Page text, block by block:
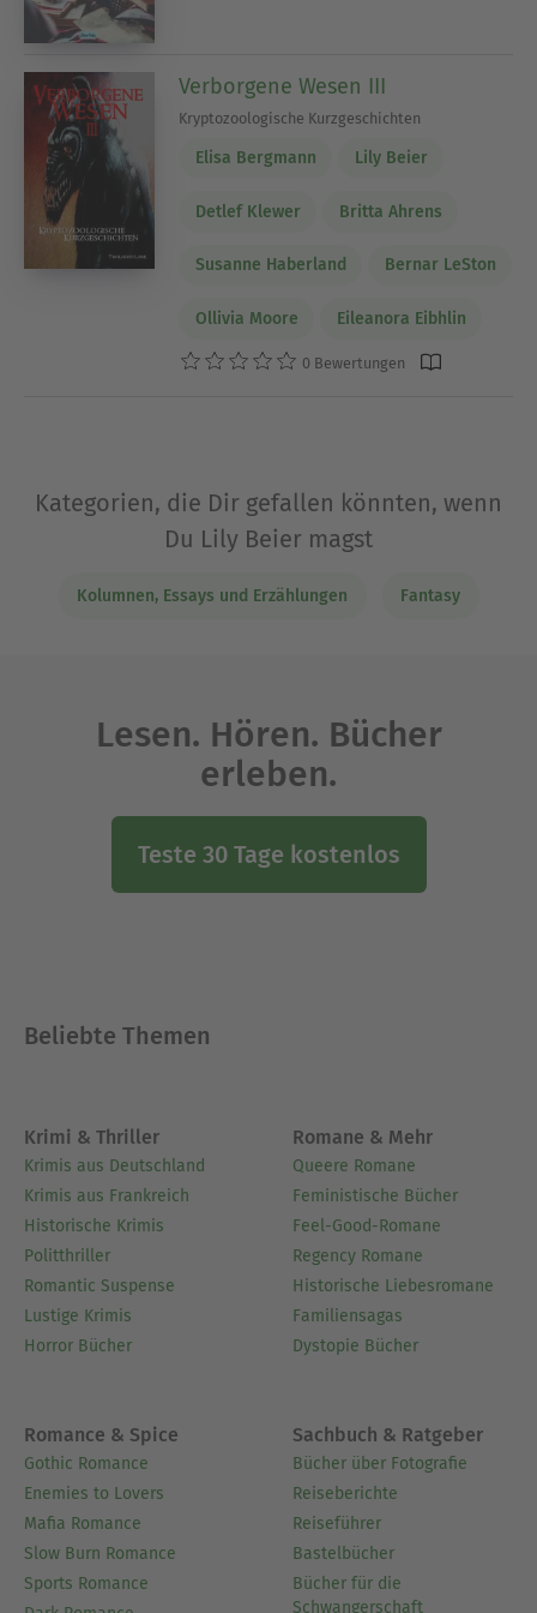
Verborgene Wesen III
Kryptozoologische Kurzgeschichten
Elisa Bergmann Lily Beier
Detlef Klewer Britta Ahrens
Susanne Haberland Bernar LeSton
Ollivia Moore Eileanora Eibhlin
0 Bewertungen
Kategorien, die Dir gefallen könnten, wenn
Du Lily Beier magst
Kolumnen, Essays und Erzählungen Fantasy
Lesen. Hören. Bücher
erleben.
Teste 30 Tage kostenlos
Beliebte Themen
Krimi & Thriller
Krimis aus Deutschland
Krimis aus Frankreich
Historische Krimis
Politthriller
Romantic Suspense
Lustige Krimis
Horror Bücher
Romane & Mehr
Queere Romane
Feministische Bücher
Feel-Good-Romane
Regency Romane
Historische Liebesromane
Familiensagas
Dystopie Bücher
Romance & Spice
Gothic Romance
Enemies to Lovers
Mafia Romance
Slow Burn Romance
Sports Romance
Sachbuch & Ratgeber
Bücher über Fotografie
Reiseberichte
Reiseführer
Bastelbücher
Bücher für die
Schwangerschaft